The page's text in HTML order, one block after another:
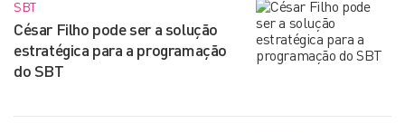
SBT
César Filho pode ser a solução
estratégica para a programação
do SBT